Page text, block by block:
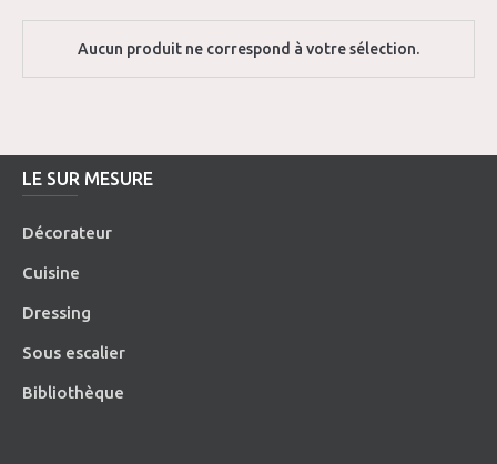
Aucun produit ne correspond à votre sélection.
LE SUR MESURE
Décorateur
Cuisine
Dressing
Sous escalier
Bibliothèque